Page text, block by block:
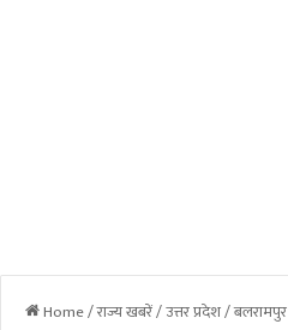
Home/राज्य खबरें/उत्तर प्रदेश/बलरामपुर